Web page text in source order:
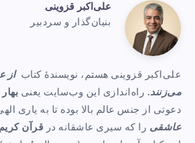
علی‌اکبر
قزوینی
علی‌اکبر قزوینی
بنیان‌گذار و سردبیر
علی‌اکبر قزوینی هستم، نویسندهٔ کتاباز
می‌زنند. راه‌اندازی این وب‌سایت یعنی
دعوتی از جنس عالم بالا بوده تا به یاری
عاشقی را که سیری عاشقانه در قرآن کریم